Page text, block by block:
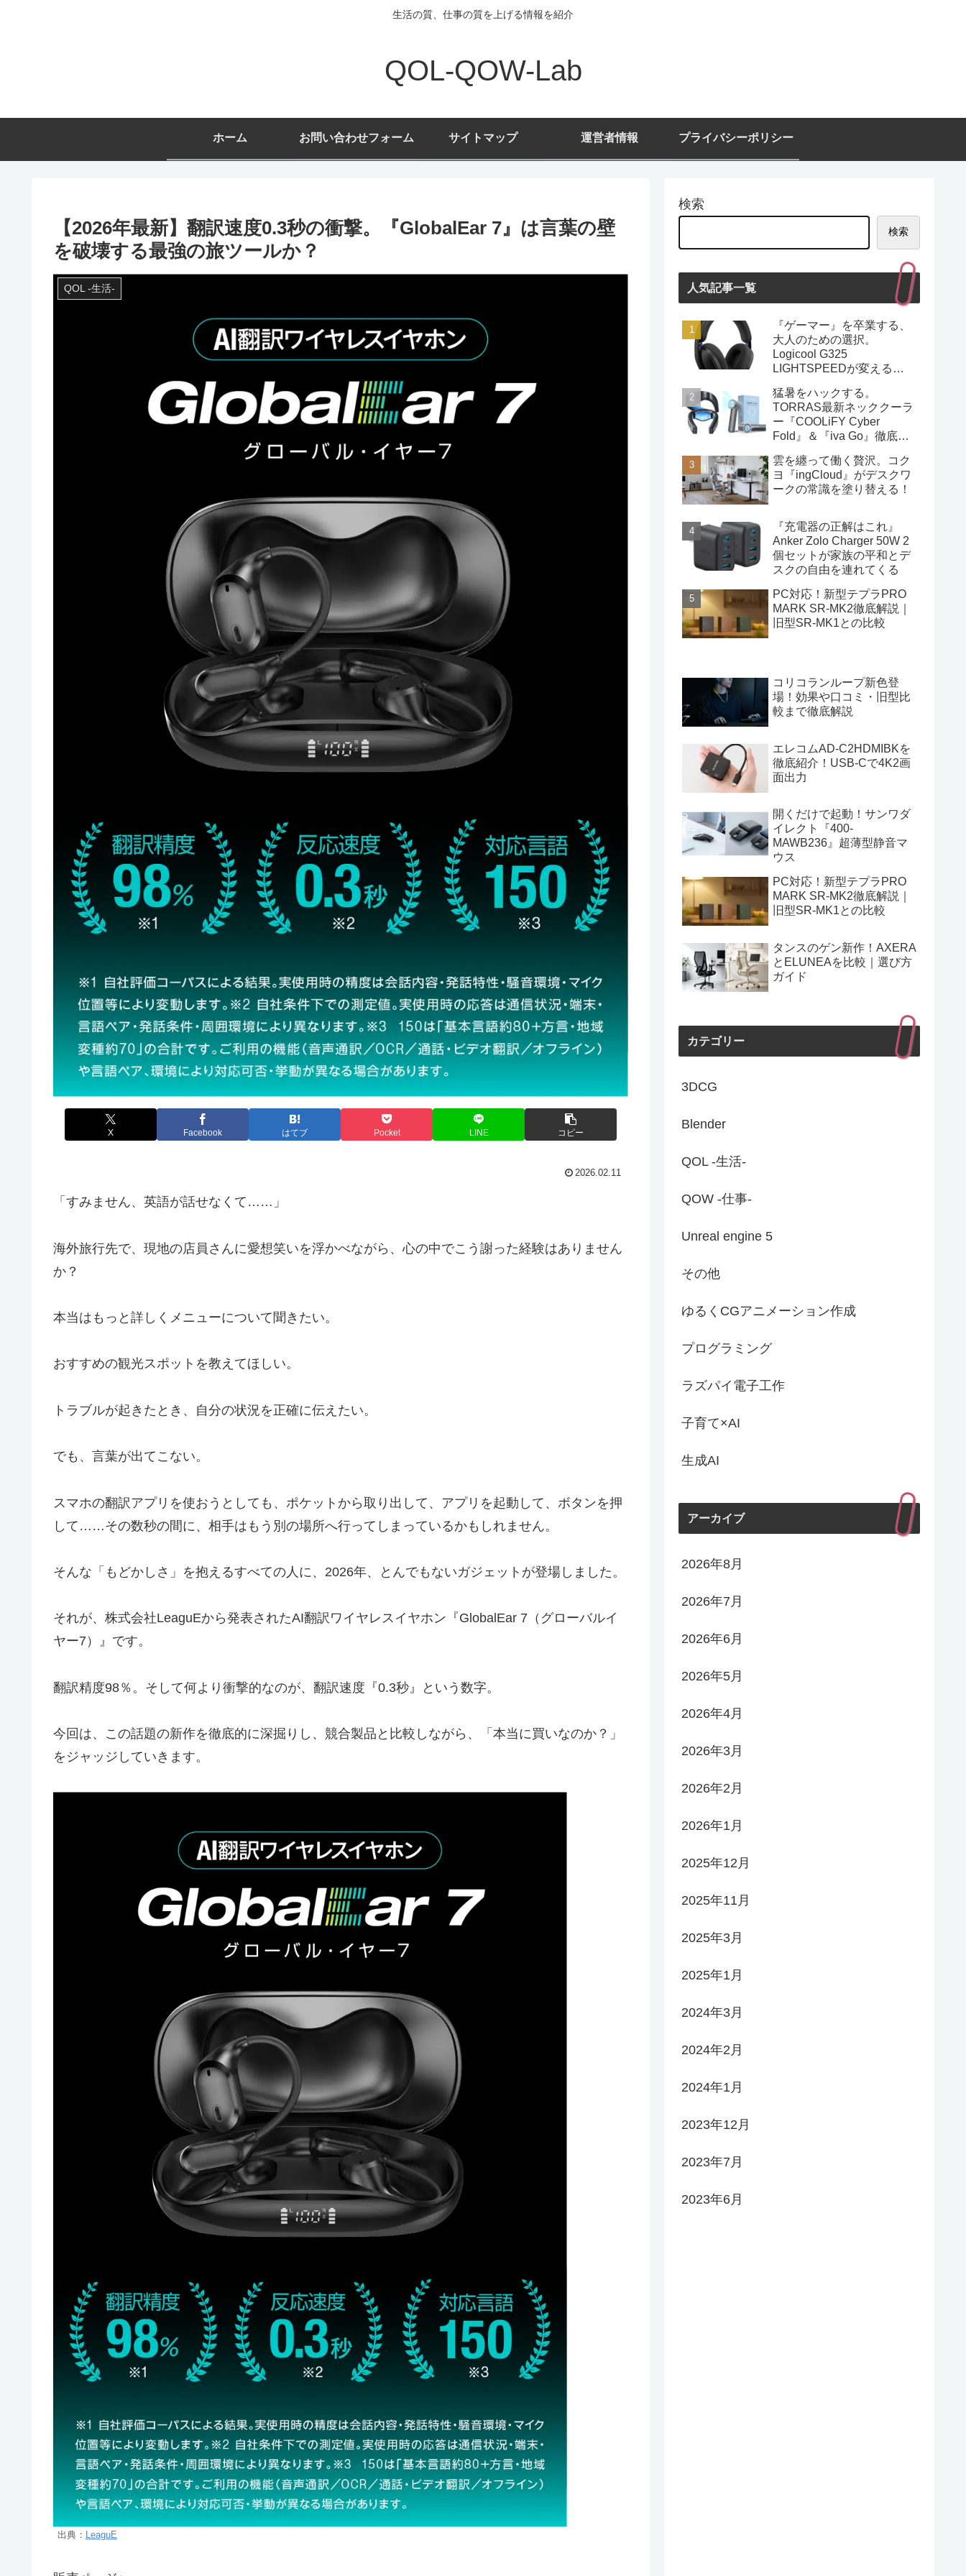
生活の質、仕事の質を上げる情報を紹介
QOL-QOW-Lab
ホーム お問い合わせフォーム サイトマップ 運営者情報 プライバシーポリシー
【2026年最新】翻訳速度0.3秒の衝撃。『GlobalEar 7』は言葉の壁
を破壊する最強の旅ツールか？
QOL -生活-
X Facebook はてブ Pocket LINE コピー
2026.02.11
「すみません、英語が話せなくて……」
海外旅行先で、現地の店員さんに愛想笑いを浮かべながら、心の中でこう謝った経験はありません
か？
本当はもっと詳しくメニューについて聞きたい。
おすすめの観光スポットを教えてほしい。
トラブルが起きたとき、自分の状況を正確に伝えたい。
でも、言葉が出てこない。
スマホの翻訳アプリを使おうとしても、ポケットから取り出して、アプリを起動して、ボタンを押
して……その数秒の間に、相手はもう別の場所へ行ってしまっているかもしれません。
そんな「もどかしさ」を抱えるすべての人に、2026年、とんでもないガジェットが登場しました。
それが、株式会社LeaguEから発表されたAI翻訳ワイヤレスイヤホン『GlobalEar 7（グローバルイ
ヤー7）』です。
翻訳精度98％。そして何より衝撃的なのが、翻訳速度『0.3秒』という数字。
今回は、この話題の新作を徹底的に深掘りし、競合製品と比較しながら、「本当に買いなのか？」
をジャッジしていきます。
出典： LeaguE
検索
検索
人気記事一覧
『ゲーマー』を卒業する、
大人のための選択。
Logicool G325
LIGHTSPEEDが変える
猛暑をハックする。
TORRAS最新ネッククーラ
ー『COOLiFY Cyber
Fold』＆『iva Go』徹底解
雲を纏って働く贅沢。コク
ヨ『ingCloud』がデスクワ
ークの常識を塗り替える！
『充電器の正解はこれ』
Anker Zolo Charger 50W 2
個セットが家族の平和とデ
スクの自由を連れてくる
PC対応！新型テプラPRO
MARK SR-MK2徹底解説｜
旧型SR-MK1との比較
コリコランループ新色登
場！効果や口コミ・旧型比
較まで徹底解説
エレコムAD-C2HDMIBKを
徹底紹介！USB-Cで4K2画
面出力
開くだけで起動！サンワダ
イレクト『400-
MAWB236』超薄型静音マ
ウス
PC対応！新型テプラPRO
MARK SR-MK2徹底解説｜
旧型SR-MK1との比較
タンスのゲン新作！AXERA
とELUNEAを比較｜選び方
ガイド
カテゴリー
3DCG
Blender
QOL -生活-
QOW -仕事-
Unreal engine 5
その他
ゆるくCGアニメーション作成
プログラミング
ラズパイ電子工作
子育て×AI
生成AI
アーカイブ
2026年8月
2026年7月
2026年6月
2026年5月
2026年4月
2026年3月
2026年2月
2026年1月
2025年12月
2025年11月
2025年3月
2025年1月
2024年3月
2024年2月
2024年1月
2023年12月
2023年7月
2023年6月